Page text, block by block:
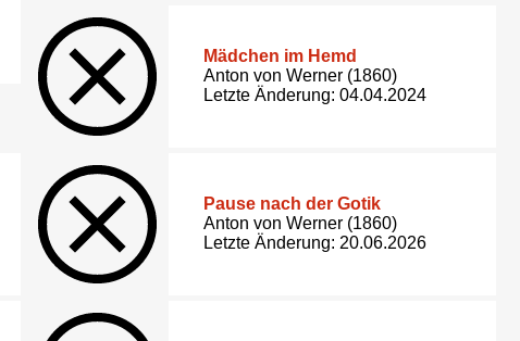
Mädchen im Hemd
Anton von Werner (1860)
Letzte Änderung: 04.04.2024
Pause nach der Gotik
Anton von Werner (1860)
Letzte Änderung: 20.06.2026